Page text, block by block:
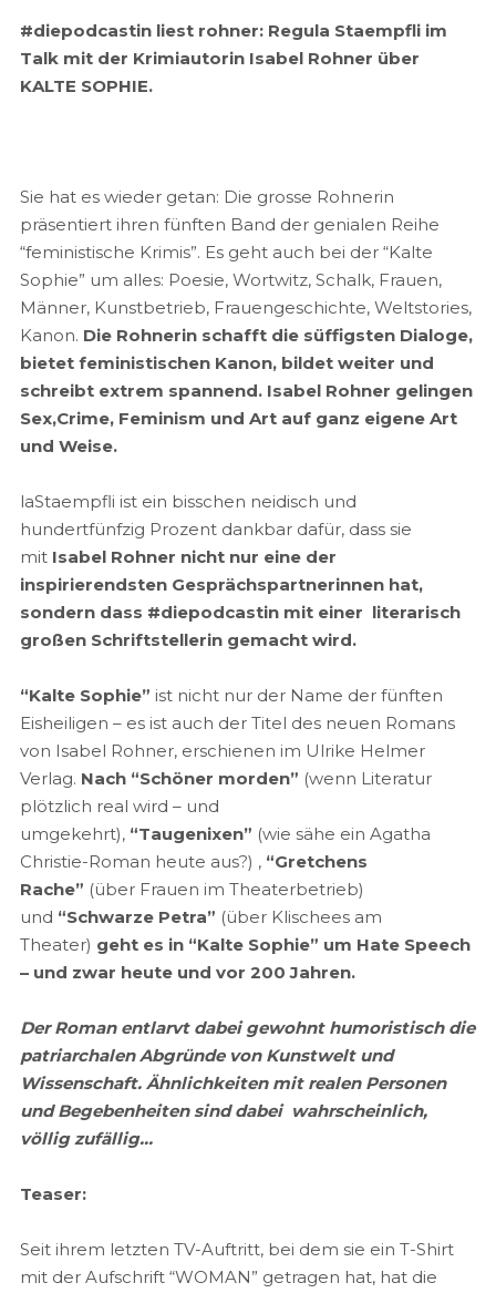
#diepodcastin liest rohner: Regula Staempfli im
Talk mit der Krimiautorin Isabel Rohner über
KALTE SOPHIE.
Sie hat es wieder getan: Die grosse Rohnerin
präsentiert ihren fünften Band der genialen Reihe
“feministische Krimis”. Es geht auch bei der “Kalte
Sophie” um alles: Poesie, Wortwitz, Schalk, Frauen,
Männer, Kunstbetrieb, Frauengeschichte, Weltstories,
Kanon. Die Rohnerin schafft die süffigsten Dialoge,
bietet feministischen Kanon, bildet weiter und
schreibt extrem spannend. Isabel Rohner gelingen
Sex,Crime, Feminism und Art auf ganz eigene Art
und Weise.
laStaempfli ist ein bisschen neidisch und
hundertfünfzig Prozent dankbar dafür, dass sie
mit Isabel Rohner nicht nur eine der
inspirierendsten Gesprächspartnerinnen hat,
sondern dass #diepodcastin mit einer literarisch
großen Schriftstellerin gemacht wird.
“Kalte Sophie” ist nicht nur der Name der fünften
Eisheiligen – es ist auch der Titel des neuen Romans
von Isabel Rohner, erschienen im Ulrike Helmer
Verlag. Nach “Schöner morden” (wenn Literatur
plötzlich real wird – und
umgekehrt), “Taugenixen” (wie sähe ein Agatha
Christie-Roman heute aus?) ,“Gretchens
Rache” (über Frauen im Theaterbetrieb)
und “Schwarze Petra” (über Klischees am
Theater) geht es in “Kalte Sophie” um Hate Speech
– und zwar heute und vor 200 Jahren.
Der Roman entlarvt dabei gewohnt humoristisch die
patriarchalen Abgründe von Kunstwelt und
Wissenschaft. Ähnlichkeiten mit realen Personen
und Begebenheiten sind dabei wahrscheinlich,
völlig zufällig…
Teaser:
Seit ihrem letzten TV-Auftritt, bei dem sie ein T-Shirt
mit der Aufschrift “WOMAN” getragen hat, hat die